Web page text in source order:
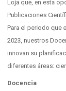
Loja que, en esta
Publicaciones
Para el periodo que
2023, nuestros
innovan su
diferentes áreas:
Docencia